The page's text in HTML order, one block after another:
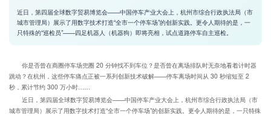
近日，第四届全球数字贸易博览会——中国停车产业大会上，杭州市综合行政执法局（市
城市管理局）展示了用数字技术打造“全市一个停车场”的创新实践。更令人期待的是，一
只特殊的“巡检员”——四足机器人（机器狗）即将亮相，试点道路停车自主巡检。
你是否曾在商圈停车场兜圈 20 分钟找不到车位？是否曾在离场排队时无奈地看着计时器
跳动？在杭州，这些停车痛点正被一系列创新技术破解——停车离场时间从 30 秒缩短至 2
秒，累计节约 300 万小时……
近日，第四届全球数字贸易博览会——中国停车产业大会上，杭州市综合行政执法局（市
城市管理局）展示了用数字技术打造“全市一个停车场”的创新实践。更令人期待的是，一只特殊